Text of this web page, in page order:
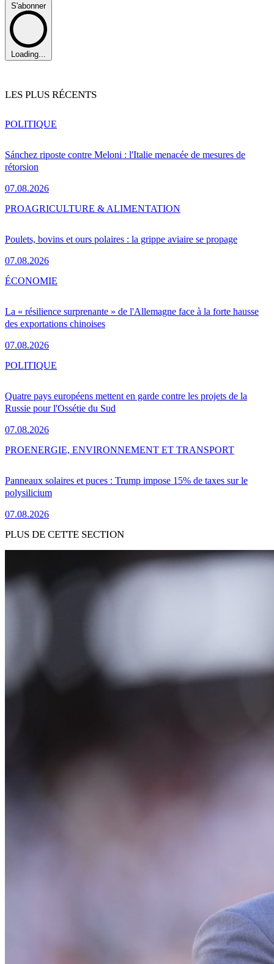
S'abonner
Loading...
LES PLUS RÉCENTS
Sánchez riposte contre Meloni : l'Italie menacée de mesures de
rétorsion
07.08.2026
POLITIQUE
Poulets, bovins et ours polaires : la grippe aviaire se propage
07.08.2026
PROAGRICULTURE & ALIMENTATION
La « résilience surprenante » de l'Allemagne face à la forte hausse
des exportations chinoises
07.08.2026
ÉCONOMIE
Quatre pays européens mettent en garde contre les projets de la
Russie pour l'Ossétie du Sud
07.08.2026
POLITIQUE
Panneaux solaires et puces : Trump impose 15% de taxes sur le
polysilicium
07.08.2026
PROENERGIE, ENVIRONNEMENT ET TRANSPORT
PLUS DE CETTE SECTION